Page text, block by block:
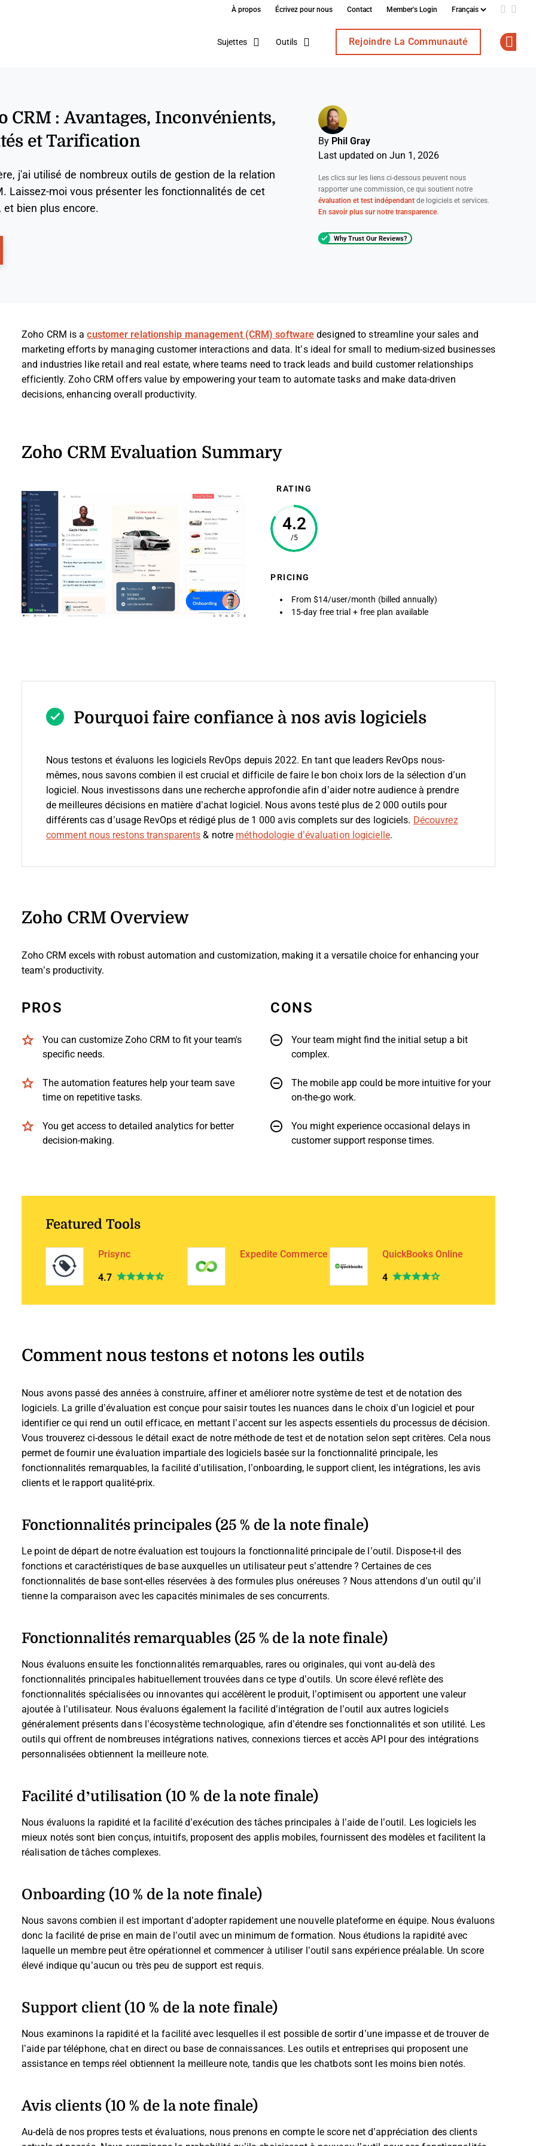
À propos Écrivez pour nous Contact Member's Login Add us
Sujettes Outils Rejoindre La Communauté
CRM : Avantages, Inconvénients,
et Tarification
j'ai utilisé de nombreux outils de gestion de la relation
Laissez-moi vous présenter les fonctionnalités de cet
bien plus encore.
New Window
By Phil Gray
Last updated on Jun 1, 2026
Les clics sur les liens ci-dessous peuvent nous
rapporter une commission, ce qui soutient notre
évaluation et test indépendant de logiciels et services.
En savoir plus sur notre transparence.
Why Trust Our Reviews?
Zoho CRM is acustomer relationship management (CRM) software designed to streamline your sales and
marketing efforts by managing customer interactions and data. It’s ideal for small to medium-sized businesses
and industries like retail and real estate, where teams need to track leads and build customer relationships
efficiently. Zoho CRM offers value by empowering your team to automate tasks and make data-driven
decisions, enhancing overall productivity.
Zoho CRM Evaluation Summary
RATING
4.2
/5
PRICING
From $14/user/month (billed annually)
15-day free trial + free plan available
Pourquoi faire confiance à nos avis logiciels
Nous testons et évaluons les logiciels RevOps depuis 2022. En tant que leaders RevOps nous-
mêmes, nous savons combien il est crucial et difficile de faire le bon choix lors de la sélection d’un
logiciel. Nous investissons dans une recherche approfondie afin d’aider notre audience à prendre
de meilleures décisions en matière d’achat logiciel. Nous avons testé plus de 2 000 outils pour
différents cas d’usage RevOps et rédigé plus de 1 000 avis complets sur des logiciels. Découvrez
comment nous restons transparents & notre méthodologie d’évaluation logicielle.
Zoho CRM Overview
Zoho CRM excels with robust automation and customization, making it a versatile choice for enhancing your
team’s productivity.
PROS
You can customize Zoho CRM to fit your team's
specific needs.
The automation features help your team save
time on repetitive tasks.
You get access to detailed analytics for better
decision-making.
CONS
Your team might find the initial setup a bit
complex.
The mobile app could be more intuitive for your
on-the-go work.
You might experience occasional delays in
customer support response times.
Featured Tools
Prisync
4.7
Expedite Commerce QuickBooks Online
4
Comment nous testons et notons les outils
Nous avons passé des années à construire, affiner et améliorer notre système de test et de notation des
logiciels. La grille d’évaluation est conçue pour saisir toutes les nuances dans le choix d’un logiciel et pour
identifier ce qui rend un outil efficace, en mettant l’accent sur les aspects essentiels du processus de décision.
Vous trouverez ci-dessous le détail exact de notre méthode de test et de notation selon sept critères. Cela nous
permet de fournir une évaluation impartiale des logiciels basée sur la fonctionnalité principale, les
fonctionnalités remarquables, la facilité d’utilisation, l’onboarding, le support client, les intégrations, les avis
clients et le rapport qualité-prix.
Fonctionnalités principales (25 % de la note finale)
Le point de départ de notre évaluation est toujours la fonctionnalité principale de l’outil. Dispose-t-il des
fonctions et caractéristiques de base auxquelles un utilisateur peut s’attendre ? Certaines de ces
fonctionnalités de base sont-elles réservées à des formules plus onéreuses ? Nous attendons d’un outil qu’il
tienne la comparaison avec les capacités minimales de ses concurrents.
Fonctionnalités remarquables (25 % de la note finale)
Nous évaluons ensuite les fonctionnalités remarquables, rares ou originales, qui vont au-delà des
fonctionnalités principales habituellement trouvées dans ce type d’outils. Un score élevé reflète des
fonctionnalités spécialisées ou innovantes qui accélèrent le produit, l’optimisent ou apportent une valeur
ajoutée à l’utilisateur. Nous évaluons également la facilité d’intégration de l’outil aux autres logiciels
généralement présents dans l’écosystème technologique, afin d’étendre ses fonctionnalités et son utilité. Les
outils qui offrent de nombreuses intégrations natives, connexions tierces et accès API pour des intégrations
personnalisées obtiennent la meilleure note.
Facilité d’utilisation (10 % de la note finale)
Nous évaluons la rapidité et la facilité d’exécution des tâches principales à l’aide de l’outil. Les logiciels les
mieux notés sont bien conçus, intuitifs, proposent des applis mobiles, fournissent des modèles et facilitent la
réalisation de tâches complexes.
Onboarding (10 % de la note finale)
Nous savons combien il est important d’adopter rapidement une nouvelle plateforme en équipe. Nous évaluons
donc la facilité de prise en main de l’outil avec un minimum de formation. Nous étudions la rapidité avec
laquelle un membre peut être opérationnel et commencer à utiliser l’outil sans expérience préalable. Un score
élevé indique qu’aucun ou très peu de support est requis.
Support client (10 % de la note finale)
Nous examinons la rapidité et la facilité avec lesquelles il est possible de sortir d’une impasse et de trouver de
l’aide par téléphone, chat en direct ou base de connaissances. Les outils et entreprises qui proposent une
assistance en temps réel obtiennent la meilleure note, tandis que les chatbots sont les moins bien notés.
Avis clients (10 % de la note finale)
Au-delà de nos propres tests et évaluations, nous prenons en compte le score net d’appréciation des clients